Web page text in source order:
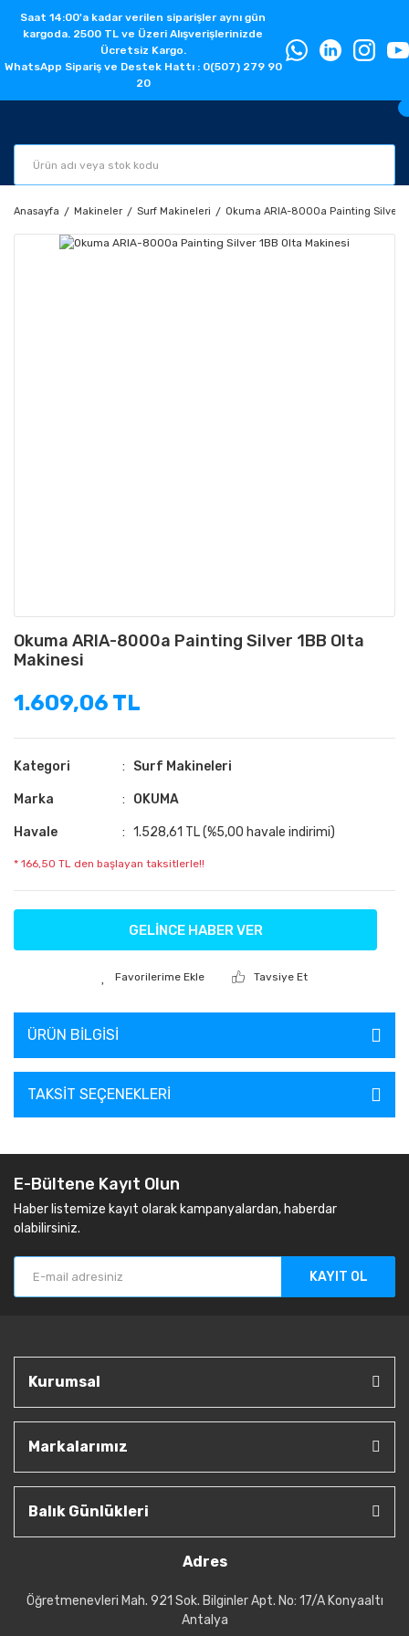
Saat 14:00'a kadar verilen siparişler aynı gün
kargoda. 2500 TL ve Üzeri Alışverişlerinizde
Ücretsiz Kargo.
WhatsApp Sipariş ve Destek Hattı : 0(507) 279 90
20
Anasayfa Makineler Surf Makineleri Okuma ARIA-8000a Painting Silver
Okuma ARIA-8000a Painting Silver 1BB Olta
Makinesi
1.609,06 TL
Kategori Surf Makineleri
Marka OKUMA
Havale 1.528,61 TL (%5,00 havale indirimi)
* 166,50 TL den başlayan taksitlerle!!
GELİNCE HABER VER
Tavsiye Et
ÜRÜN BILGISI
TAKSIT SEÇENEKLERI
E-Bültene Kayıt Olun
Haber listemize kayıt olarak kampanyalardan, haberdar
olabilirsiniz.
KAYIT OL
Kurumsal
Markalarımız
Balık Günlükleri
Adres
Öğretmenevleri Mah. 921 Sok. Bilginler Apt. No: 17/A Konyaaltı
Antalya